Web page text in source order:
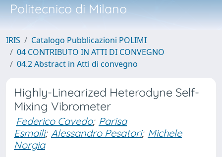
Politecnico di Milano
IRIS
Catalogo Pubblicazioni POLIMI
04 CONTRIBUTO IN ATTI DI CONVEGNO
04.2 Abstract in Atti di convegno
Highly-Linearized Heterodyne Self-
Mixing Vibrometer
Federico Cavedo; Parisa
Esmaili; Alessandro Pesatori; Michele
Norgia